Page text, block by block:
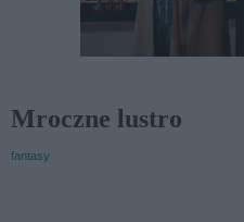
Mroczne lustro
fantasy